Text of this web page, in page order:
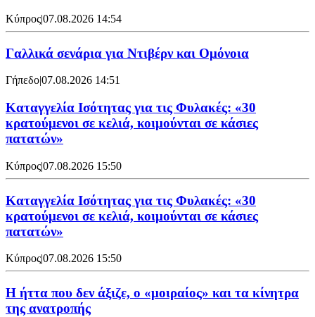
Κύπρος|07.08.2026 14:54
Γαλλικά σενάρια για Ντιβέρν και Ομόνοια
Γήπεδο|07.08.2026 14:51
Καταγγελία Ισότητας για τις Φυλακές: «30
κρατούμενοι σε κελιά, κοιμούνται σε κάσιες
πατατών»
Κύπρος|07.08.2026 15:50
Καταγγελία Ισότητας για τις Φυλακές: «30
κρατούμενοι σε κελιά, κοιμούνται σε κάσιες
πατατών»
Κύπρος|07.08.2026 15:50
Η ήττα που δεν άξιζε, ο «μοιραίος» και τα κίνητρα
της ανατροπής